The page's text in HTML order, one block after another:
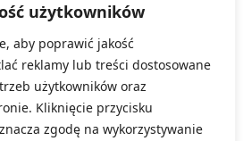
użytkowników
aby poprawić jakość
reklamy lub treści dostosowane
użytkowników oraz
Kliknięcie przycisku
zgodę na wykorzystywanie
Twoje dane -
SIĘ